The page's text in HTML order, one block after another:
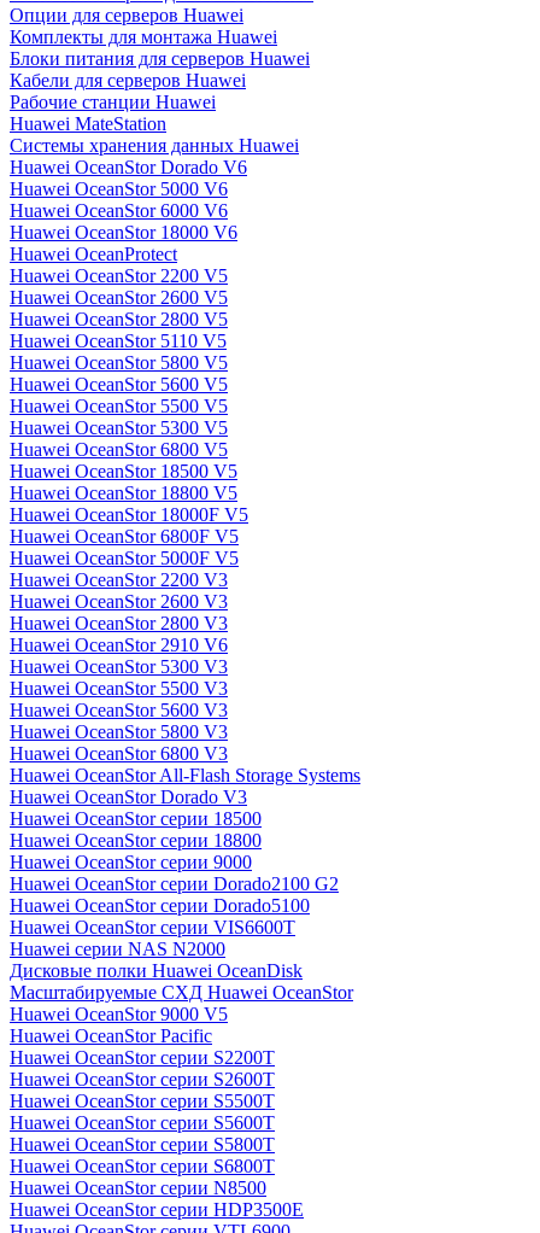
Опции для серверов Huawei
Комплекты для монтажа Huawei
Блоки питания для серверов Huawei
Кабели для серверов Huawei
Рабочие станции Huawei
Huawei MateStation
Системы хранения данных Huawei
Huawei OceanStor Dorado V6
Huawei OceanStor 5000 V6
Huawei OceanStor 6000 V6
Huawei OceanStor 18000 V6
Huawei OceanProtect
Huawei OceanStor 2200 V5
Huawei OceanStor 2600 V5
Huawei OceanStor 2800 V5
Huawei OceanStor 5110 V5
Huawei OceanStor 5800 V5
Huawei OceanStor 5600 V5
Huawei OceanStor 5500 V5
Huawei OceanStor 5300 V5
Huawei OceanStor 6800 V5
Huawei OceanStor 18500 V5
Huawei OceanStor 18800 V5
Huawei OceanStor 18000F V5
Huawei OceanStor 6800F V5
Huawei OceanStor 5000F V5
Huawei OceanStor 2200 V3
Huawei OceanStor 2600 V3
Huawei OceanStor 2800 V3
Huawei OceanStor 2910 V6
Huawei OceanStor 5300 V3
Huawei OceanStor 5500 V3
Huawei OceanStor 5600 V3
Huawei OceanStor 5800 V3
Huawei OceanStor 6800 V3
Huawei OceanStor All-Flash Storage Systems
Huawei OceanStor Dorado V3
Huawei OceanStor серии 18500
Huawei OceanStor серии 18800
Huawei OceanStor серии 9000
Huawei OceanStor серии Dorado2100 G2
Huawei OceanStor серии Dorado5100
Huawei OceanStor серии VIS6600T
Huawei серии NAS N2000
Дисковые полки Huawei OceanDisk
Масштабируемые СХД Huawei OceanStor
Huawei OceanStor 9000 V5
Huawei OceanStor Pacific
Huawei OceanStor серии S2200T
Huawei OceanStor серии S2600T
Huawei OceanStor серии S5500T
Huawei OceanStor серии S5600T
Huawei OceanStor серии S5800T
Huawei OceanStor серии S6800T
Huawei OceanStor серии N8500
Huawei OceanStor серии HDP3500E